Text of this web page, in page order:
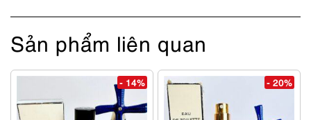
Sản phẩm liên quan
- 14% - 20%